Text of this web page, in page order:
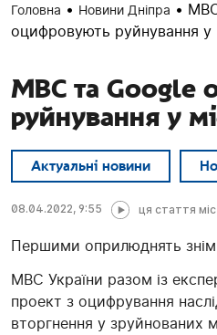
Головна • Новини Дніпра •
оцифровують руйнування у
МВС та Google
руйнування у
Актуальні новини
08.04.2022, 9:55 ця стаття
Першими оприлюднять
МВС України разом із
проект з оцифрування
вторгнення у зруйнованих